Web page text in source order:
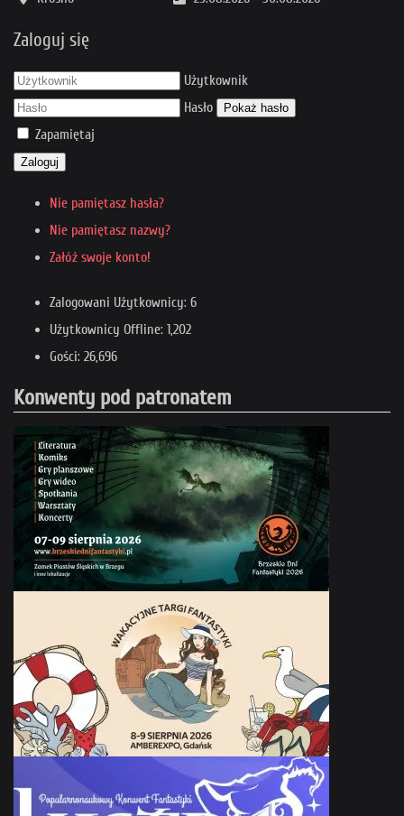
Zaloguj się
Użytkownik
Hasło
Pokaż hasło
Zapamiętaj
Zaloguj
Nie pamiętasz hasła?
Nie pamiętasz nazwy?
Załóż swoje konto!
Zalogowani Użytkownicy: 6
Użytkownicy Offline: 1,202
Gości: 26,696
Konwenty pod patronatem